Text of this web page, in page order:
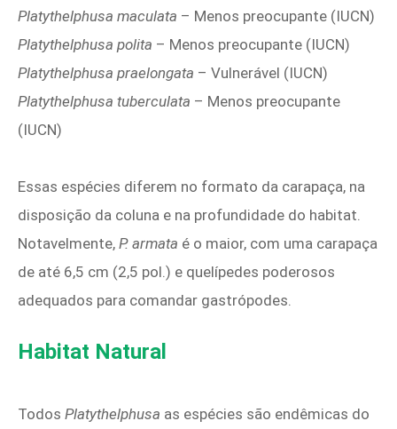
Platythelphusa maculata – Menos preocupante (IUCN)
Platythelphusa polita – Menos preocupante (IUCN)
Platythelphusa praelongata – Vulnerável (IUCN)
Platythelphusa tuberculata – Menos preocupante
(IUCN)
Essas espécies diferem no formato da carapaça, na
disposição da coluna e na profundidade do habitat.
Notavelmente, P. armata é o maior, com uma carapaça
de até 6,5 cm (2,5 pol.) e quelípedes poderosos
adequados para comandar gastrópodes.
Habitat Natural
Todos Platythelphusa as espécies são endêmicas do